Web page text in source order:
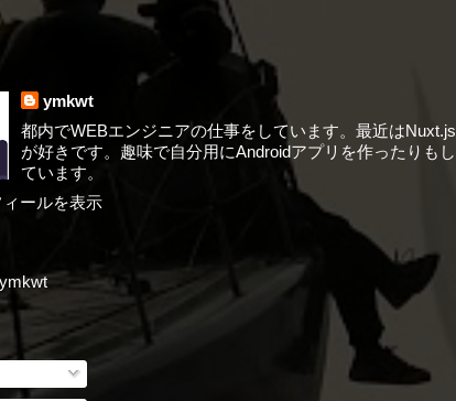
ymkwt
都内でWEBエンジニアの仕事をしています。最近はNuxt.js
が好きです。趣味で自分用にAndroidアプリを作ったりもし
ています。
ールを表示